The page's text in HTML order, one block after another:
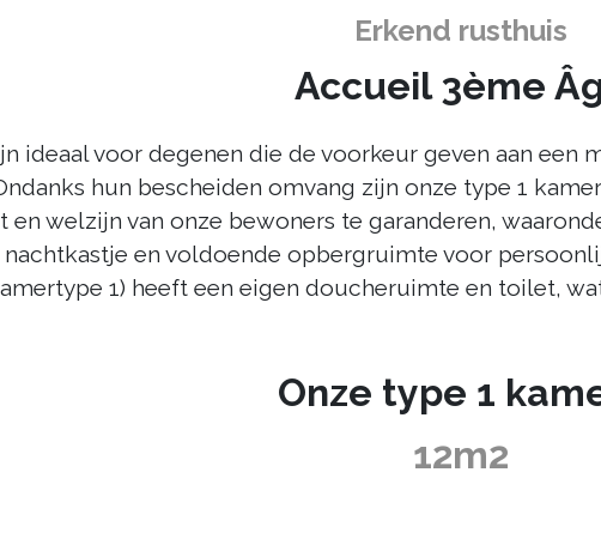
Erkend rusthuis
Accueil 3ème
ideaal voor degenen die de voorkeur geven aan
hun bescheiden omvang zijn onze type 1
en welzijn van onze bewoners te garanderen,
en voldoende opbergruimte voor
1) heeft een eigen doucheruimte en toilet,
Onze type 1
12m2